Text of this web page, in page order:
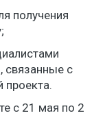
получения
связанные с
проекта.
с 21 мая по 2